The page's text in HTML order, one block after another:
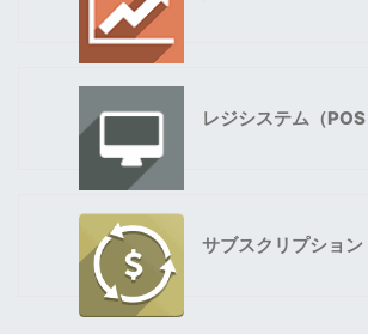
レジシステム（POS
サブスクリプション